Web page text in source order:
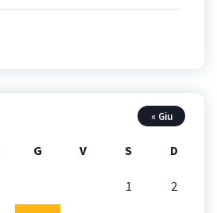
G V S D
1 2
« Giu